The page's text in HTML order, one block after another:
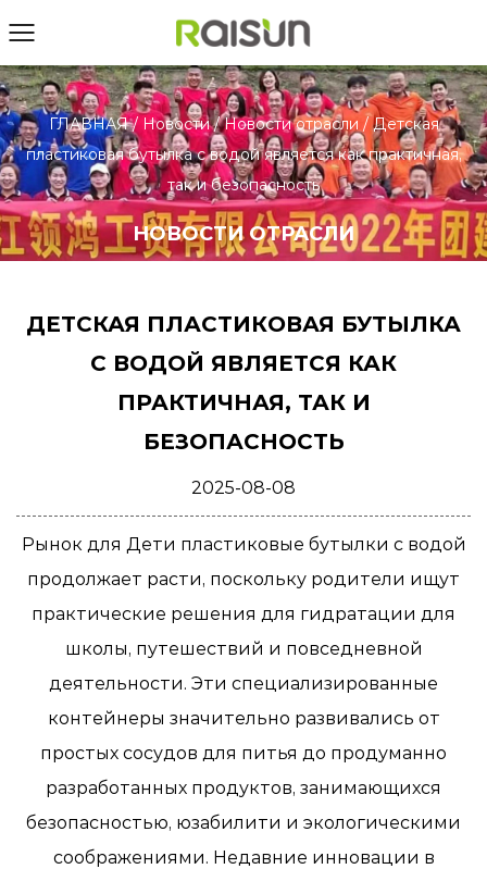
ГЛАВНАЯ/ Новости/Новости отрасли /Детская
пластиковая бутылка с водой является как практичная,
так и безопасность
НОВОСТИ ОТРАСЛИ
ДЕТСКАЯ ПЛАСТИКОВАЯ БУТЫЛКА
С ВОДОЙ ЯВЛЯЕТСЯ КАК
ПРАКТИЧНАЯ, ТАК И
БЕЗОПАСНОСТЬ
2025-08-08
Рынок для Дети пластиковые бутылки с водой
продолжает расти, поскольку родители ищут
практические решения для гидратации для
школы, путешествий и повседневной
деятельности. Эти специализированные
контейнеры значительно развивались от
простых сосудов для питья до продуманно
разработанных продуктов, занимающихся
безопасностью, юзабилити и экологическими
соображениями. Недавние инновации в